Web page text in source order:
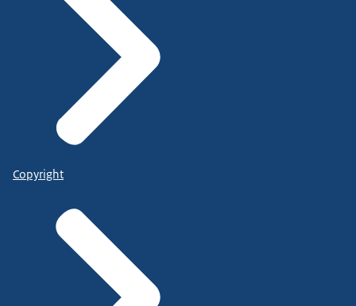
Copyright